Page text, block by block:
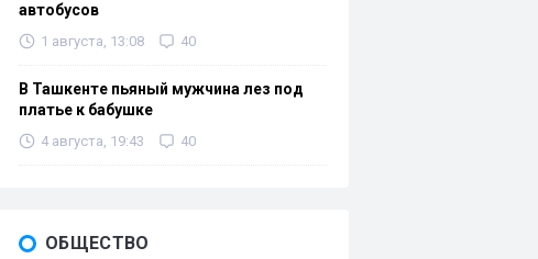
автобусов
1 августа, 13:08 40
В Ташкенте пьяный мужчина лез под
платье к бабушке
4 августа, 19:43 40
ОБЩЕСТВО